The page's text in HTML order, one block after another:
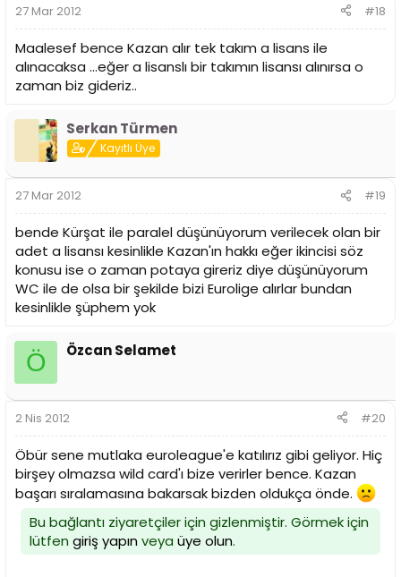
27 Mar 2012 #18
Maalesef bence Kazan alır tek takım a lisans ile
alınacaksa ...eğer a lisanslı bir takımın lisansı alınırsa o
zaman biz gideriz..
Serkan Türmen
Kayıtlı Üye
27 Mar 2012 #19
bende Kürşat ile paralel düşünüyorum verilecek olan bir
adet a lisansı kesinlikle Kazan'ın hakkı eğer ikincisi söz
konusu ise o zaman potaya gireriz diye düşünüyorum
WC ile de olsa bir şekilde bizi Eurolige alırlar bundan
kesinlikle şüphem yok
Ö Özcan Selamet
2 Nis 2012 #20
Öbür sene mutlaka euroleague'e katılırız gibi geliyor. Hiç
birşey olmazsa wild card'ı bize verirler bence. Kazan
başarı sıralamasına bakarsak bizden oldukça önde.
Bu bağlantı ziyaretçiler için gizlenmiştir. Görmek için
lütfen giriş yapınveya üye olun.